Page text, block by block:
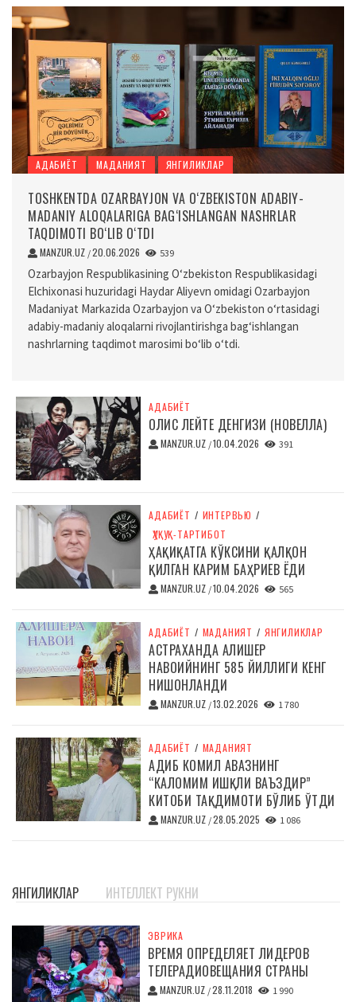
АДАБИЁТ МАДАНИЯТ ЯНГИЛИКЛАР
TOSHKENTDA OZARBAYJON VA O‘ZBEKISTON ADABIY-
MADANIY ALOQALARIGA BAG‘ISHLANGAN NASHRLAR
TAQDIMOTI BO‘LIB O‘TDI
MANZUR.UZ /20.06.2026 539
Ozarbayjon Respublikasining O‘zbekiston Respublikasidagi
Elchixonasi huzuridagi Haydar Aliyevn omidagi Ozarbayjon
Madaniyat Markazida Ozarbayjon va O‘zbekiston o‘rtasidagi
adabiy-madaniy aloqalarni rivojlantirishga bag‘ishlangan
nashrlarning taqdimot marosimi bo‘lib o‘tdi.
АДАБИЁТ
ОЛИС ЛЕЙТЕ ДЕНГИЗИ (НОВЕЛЛА)
MANZUR.UZ /10.04.2026 391
АДАБИЁТ / ИНТЕРВЬЮ /
ҲУҚУҚ-ТАРТИБОТ
ҲАҚИҚАТГА КЎКСИНИ ҚАЛҚОН
ҚИЛГАН КАРИМ БАҲРИЕВ ЁДИ
MANZUR.UZ /10.04.2026 565
АДАБИЁТ / МАДАНИЯТ / ЯНГИЛИКЛАР
АСТРАХАНДА АЛИШЕР
НАВОИЙНИНГ 585 ЙИЛЛИГИ КЕНГ
НИШОНЛАНДИ
MANZUR.UZ /13.02.2026 1 780
АДАБИЁТ / МАДАНИЯТ
АДИБ КОМИЛ АВАЗНИНГ
“КАЛОМИМ ИШҚЛИ ВАЪЗДИР”
КИТОБИ ТАҚДИМОТИ БЎЛИБ ЎТДИ
MANZUR.UZ /28.05.2025 1 086
ЯНГИЛИКЛАР ИНТЕЛЛЕКТ РУКНИ
ЭВРИКА
ВРЕМЯ ОПРЕДЕЛЯЕТ ЛИДЕРОВ
ТЕЛЕРАДИОВЕЩАНИЯ СТРАНЫ
MANZUR.UZ /28.11.2018 1 990